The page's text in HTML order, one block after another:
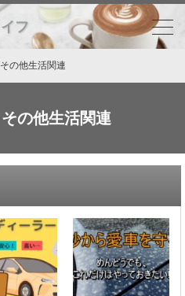
フ
その他生活関連
の他生活関連